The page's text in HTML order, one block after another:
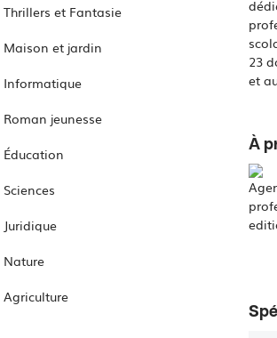
Thrillers et Fantasie
Maison et jardin
Informatique
Roman jeunesse
Éducation
Sciences
Juridique
Nature
Agriculture
23
et
À